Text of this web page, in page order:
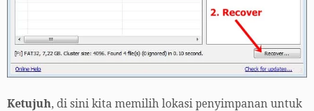
Ketujuh, di sini kita memilih lokasi penyimpanan untuk